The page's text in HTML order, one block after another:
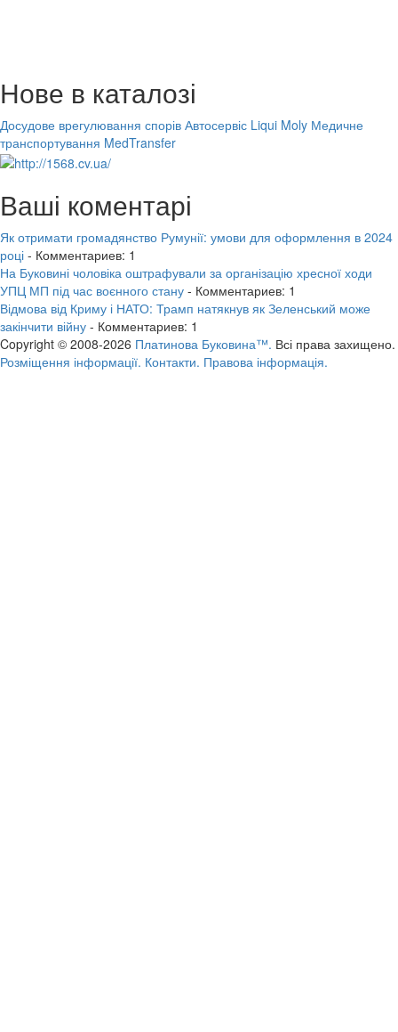
Нове в каталозі
Досудове врегулювання спорів Автосервіс Liqui Moly Медичне
транспортування MedTransfer
Ваші коментарі
Як отримати громадянство Румунії: умови для оформлення в 2024
році - Комментариев: 1
На Буковині чоловіка оштрафували за організацію хресної ходи
УПЦ МП під час воєнного стану - Комментариев: 1
Відмова від Криму і НАТО: Трамп натякнув як Зеленський може
закінчити війну - Комментариев: 1
Copyright © 2008-2026 Платинова Буковина™. Всі права захищено.
Розміщення інформації. Контакти. Правова інформація.